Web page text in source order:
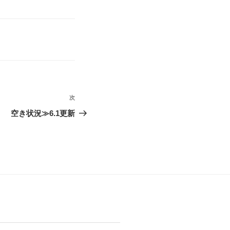
次
の
次
空き状況≫6.1更新